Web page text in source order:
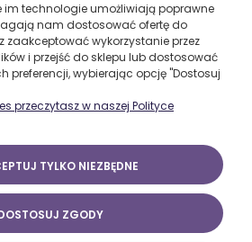
im technologie umożliwiają poprawne
nam dostosować ofertę do
zaakceptować wykorzystanie przez
i przejść do sklepu lub dostosować
preferencji, wybierając opcję "Dostosuj
przeczytasz w naszej Polityce
TYLKO NIEZBĘDNE
ZGODY